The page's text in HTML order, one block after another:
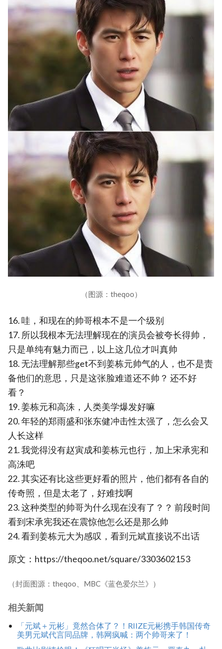
（图源：theqoo）
16. 哇，和现在的帅哥根本不是一个级别
17. 所以我根本无法理解现在的演员会被夸长得帅，
只是单纯有魅力而已，以上这几位才叫真帅
18. 无法理解那些get不到姜栋元帅气的人，也不是责
备他们的意思，只是这张脸难道还不帅？ 还不好
看？
19. 姜栋元和高洙，人类美学爆发好嘛
20. 年轻的郑雨盛和张东健冲击性太强了，怎么会又
人长这样
21. 我觉得没有赵寅成和姜栋元也行，加上宋承宪和
高洙吧
22. 其实还有比这些更好看的照片，他们都有各自的
传奇照，但是太老了，好难找啊
23. 这种类型的帅哥为什么现在没有了？？ 前段时间
看到宋承宪我还在震惊他怎么还是那么帅
24. 看到姜栋元大为感叹，看到元斌直接说不出话
原文：https://theqoo.net/square/3303602153
（封面图源：theqoo、MBC《蓝色爱尔兰》）
相关新闻
「元斌＋元彬」竟然合体了？！RIIZE元彬携手韩国传奇
美男元斌代言同品牌，韩网疯喊：两个帅哥来了！